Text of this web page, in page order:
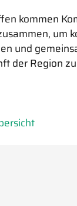
kommen
um
und
der Region